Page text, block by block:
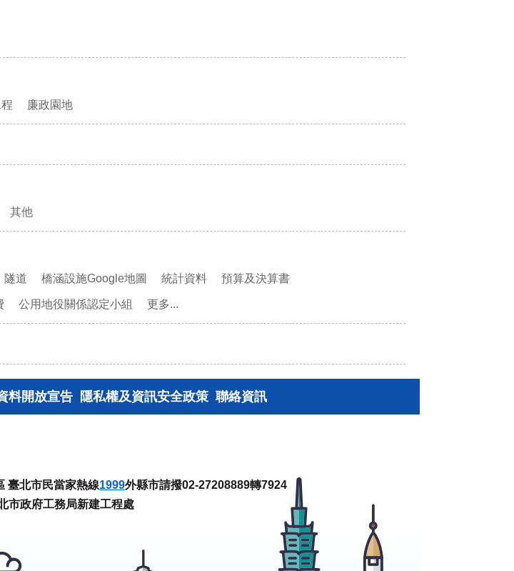
廉政園地
其他
隧道 橋涵設施Google地圖 統計資料 預算及決算書
公用地役關係認定小組 更多...
料開放宣告 隱私權及資訊安全政策 聯絡資訊
臺北市民當家熱線1999外縣市請撥02-27208889轉7924
政府工務局新建工程處